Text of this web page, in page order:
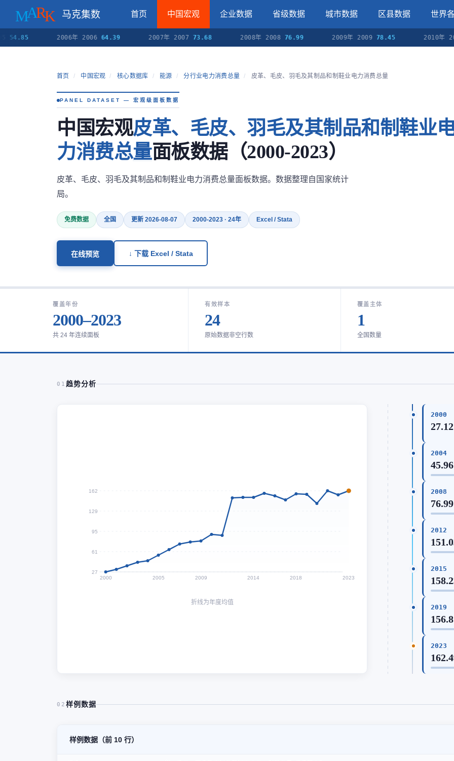
马克集数 首页 中国宏观 企业数据 省级数据 城市数据 区县数据 世界
2006年 2006 64.39 2007年 2007 73.68 2008年 2008 76.99 2009年 2009 78.45 2010年 2010
首页 / 中国宏观 / 核心数据库 / 能源 / 分行业电力消费总量 / 皮革、毛皮、羽毛及其制品和制鞋业电力消费总量
PANEL DATASET — 宏观级面板数据
中国宏观皮革、毛皮、羽毛及其制品和制鞋业
力消费总量面板数据（2000-2023）
皮革、毛皮、羽毛及其制品和制鞋业电力消费总量面板数据。数据整理自国家统计
局。
免费数据 全国 更新 2026-08-07 2000-2023 · 24年 Excel / Stata
在线预览 ↓ 下载 Excel / Stata
覆盖年份
2000–2023
共 24 年连续面板
有效样本
24
原始数据非空行数
覆盖主体
1
全国数量
01 趋势分析
162
129
95
61
27
2000
2005 2009 2014 2018 2023
折线为年度均值
2000
27.12
2004
45.96
2008
76.99
2012
2015
2019
2023
02 样例数据
样例数据（前 10 行）